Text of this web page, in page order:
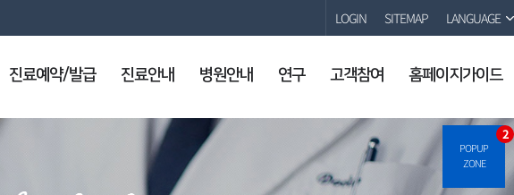
POPUP
ZONE
2
LOGIN SITEMAP LANGUAGE
진료예약/발급 진료안내 병원안내 연구 고객참여 홈페이지가이드